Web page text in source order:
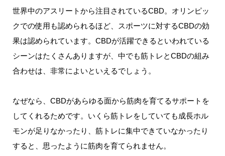
世界中のアスリートから注目されているCBD。オリンピッ
クでの使用も認められるほど、スポーツに対するCBDの効
果は認められています。CBDが活躍できるといわれている
シーンはたくさんありますが、中でも筋トレとCBDの組み
合わせは、非常によいといえるでしょう。
なぜなら、CBDがあらゆる面から筋肉を育てるサポートを
してくれるためです。いくら筋トレをしていても成長ホル
モンが足りなかったり、筋トレに集中できていなかったり
すると、思ったように筋肉を育てられません。